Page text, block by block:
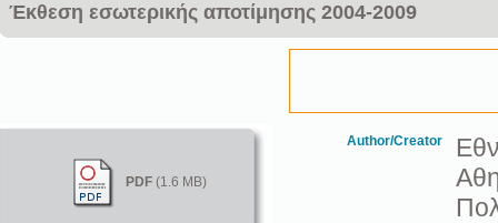
Έκθεση εσωτερικής αποτίμησης 2004-2009
PDF (1.6 MB)
Author/Creator